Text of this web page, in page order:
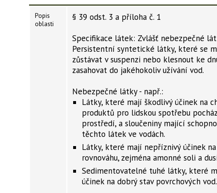
Popis
oblasti
§ 39 odst. 3 a příloha č. 1
Specifikace látek: Zvlášť nebezpečné
Persistentní syntetické látky, které se
zůstávat v suspenzi nebo klesnout ke
zasahovat do jakéhokoliv užívání vod.
Nebezpečné látky - např.:
Látky, které mají škodlivý účinek na
produktů pro lidskou spotřebu
prostředí, a sloučeniny mající
těchto látek ve vodách.
Látky, které mají nepříznivý účinek
rovnováhu, zejména amonné soli a
Sedimentovatelné tuhé látky, které
účinek na dobrý stav povrchových